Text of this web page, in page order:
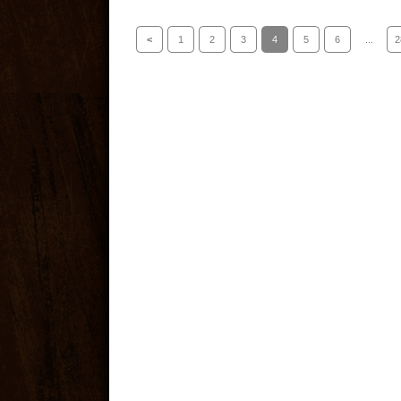
< 1 2 3 4 5 6